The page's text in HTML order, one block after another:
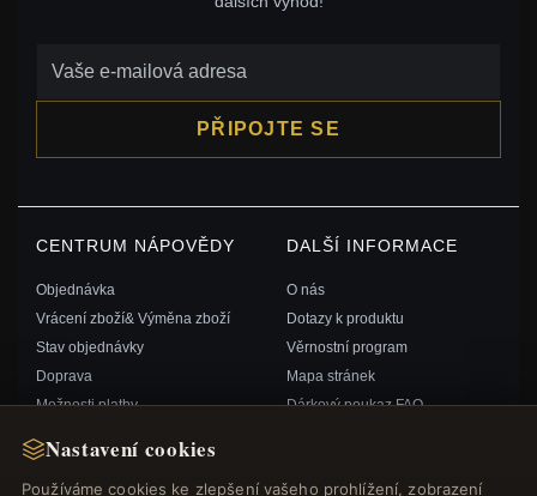
Nastavení cookies
Používáme cookies ke zlepšení vašeho prohlížení, zobrazení
PŘIPOJTE SE
CENTRUM NÁPOVĚDY
Objednávka
Vrácení zboží& Výměna zboží
Stav objednávky
Doprava
Možnosti platby
Kontaktujte nás
DALŠÍ INFORMACE
O nás
Dotazy k produktu
Věrnostní program
Mapa stránek
Dárkový poukaz FAQ